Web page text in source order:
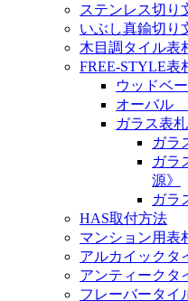
ステンレス切り
いぶし真鍮切り
木目調タイル表
FREE-STYLE表
ウッドベ
オーバル
ガラス表札
ガラ
ガラ
源》
ガラ
HAS取付方法
マンション用表
アルカイックタ
アンティークタ
フレーバータイ